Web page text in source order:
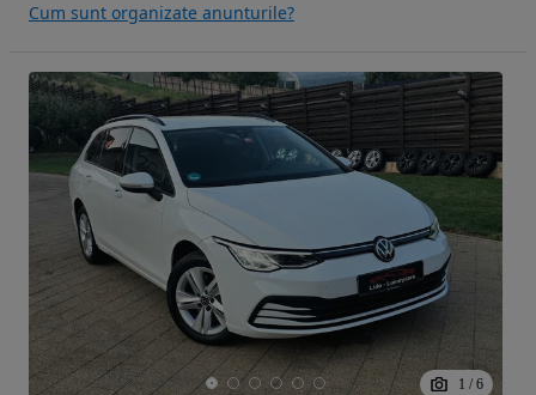
Cum sunt organizate anunturile?
1 / 6